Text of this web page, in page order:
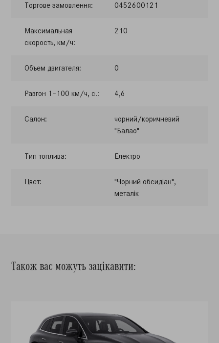
Торгове замовлення: 0452600121
Максимальная
скорость, км/ч:
210
Объем двигателя: 0
Разгон 1–100 км/ч, с.: 4,6
Салон:
чорний/коричневий
"Балао"
Тип топлива: Електро
Цвет:
"Чорний обсидіан",
металік
Також вас можуть зацікавити: